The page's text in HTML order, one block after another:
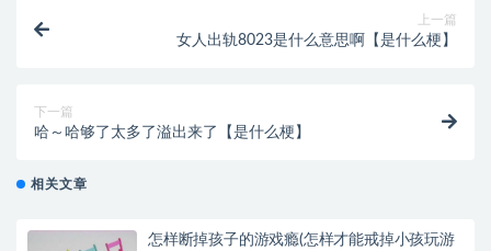
上一篇
女人出轨8023是什么意思啊【是什么梗】
下一篇
哈～哈够了太多了溢出来了【是什么梗】
相关文章
怎样断掉孩子的游戏瘾(怎样才能戒掉小孩玩游